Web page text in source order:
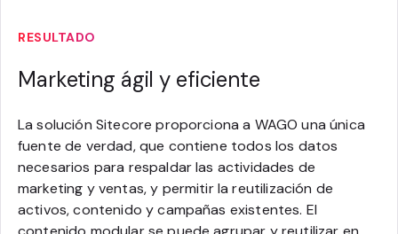
RESULTADO
Marketing ágil y eficiente
La solución Sitecore proporciona a WAGO una única
fuente de verdad, que contiene todos los datos
necesarios para respaldar las actividades de
marketing y ventas, y permitir la reutilización de
activos, contenido y campañas existentes. El